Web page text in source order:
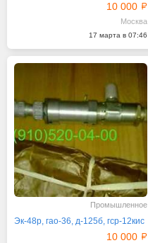
10 000
Москва
17 марта в 07:46
Промышленное
Эк-48р, гао-36, д-125б, гср-12кис
10 000